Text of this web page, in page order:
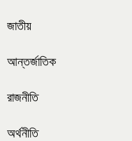
জাতীয়
আন্তর্জাতিক
রাজনীতি
অর্থনীতি